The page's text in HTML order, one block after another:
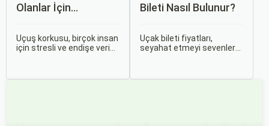
Olanlar İçin
Uçuş korkusu, birçok insan
için stresli ve endişe verici
Bileti Nasıl Bulunur?
Uçak bileti fiyatları,
seyahat etmeyi sevenler